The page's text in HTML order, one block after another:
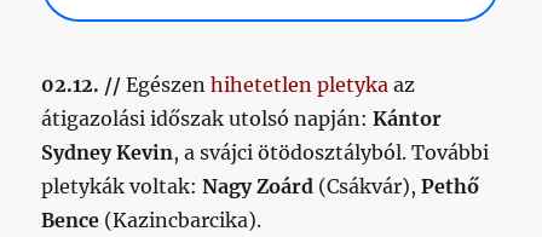
02.12. // Egészenhihetetlen pletyka az
átigazolási időszak utolsó napján:Kántor
Sydney Kevin, a svájci ötödosztályból. További
pletykák voltak:Nagy Zoárd (Csákvár),Pethő
Bence (Kazincbarcika).